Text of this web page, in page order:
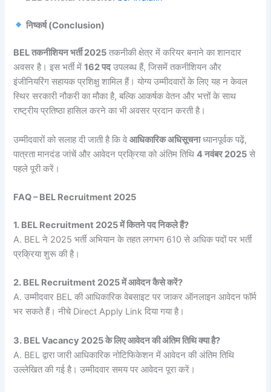
निष्कर्ष (Conclusion)
BEL तकनीशियन भर्ती 2025 तकनीकी क्षेत्र में करियर बनाने का शानदार
अवसर है। इस भर्ती में162 पदउपलब्ध हैं, जिसमें तकनीशियन और
इंजीनियरिंग सहायक प्रशिक्षु शामिल हैं। योग्य उम्मीदवारों के लिए यह न केवल
स्थिर सरकारी नौकरी का मौका है, बल्कि आकर्षक वेतन और भत्तों के साथ
राष्ट्रीय प्रतिष्ठा हासिल करने का भी अवसर प्रदान करती है।
उम्मीदवारों को सलाह दी जाती है कि वेआधिकारिक अधिसूचनाध्यानपूर्वक पढ़ें,
पात्रता मानदंड जांचें और आवेदन प्रक्रिया को अंतिम तिथि4 नवंबर 2025 से
पहले पूरी करें।
FAQ – BEL Recruitment 2025
1. BEL Recruitment 2025 में कितने पद निकले हैं?
A. BEL ने 2025 भर्ती अभियान के तहत लगभग 610 से अधिक पदों पर भर्ती
प्रक्रिया शुरू की है।
2. BEL Recruitment 2025 में आवेदन कैसे करें?
A. उम्मीदवार BEL की आधिकारिक वेबसाइट पर जाकर ऑनलाइन आवेदन फॉर्म
भर सकते हैं। नीचे Direct Apply Link दिया गया है।
3. BEL Vacancy 2025 के लिए आवेदन की अंतिम तिथि क्या है?
A. BEL द्वारा जारी आधिकारिक नोटिफिकेशन में आवेदन की अंतिम तिथि
उल्लेखित की गई है। उम्मीदवार समय पर आवेदन पूरा करें।